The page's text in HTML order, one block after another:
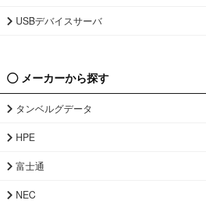
USBデバイスサーバ
メーカーから探す
タンベルグデータ
HPE
富士通
NEC